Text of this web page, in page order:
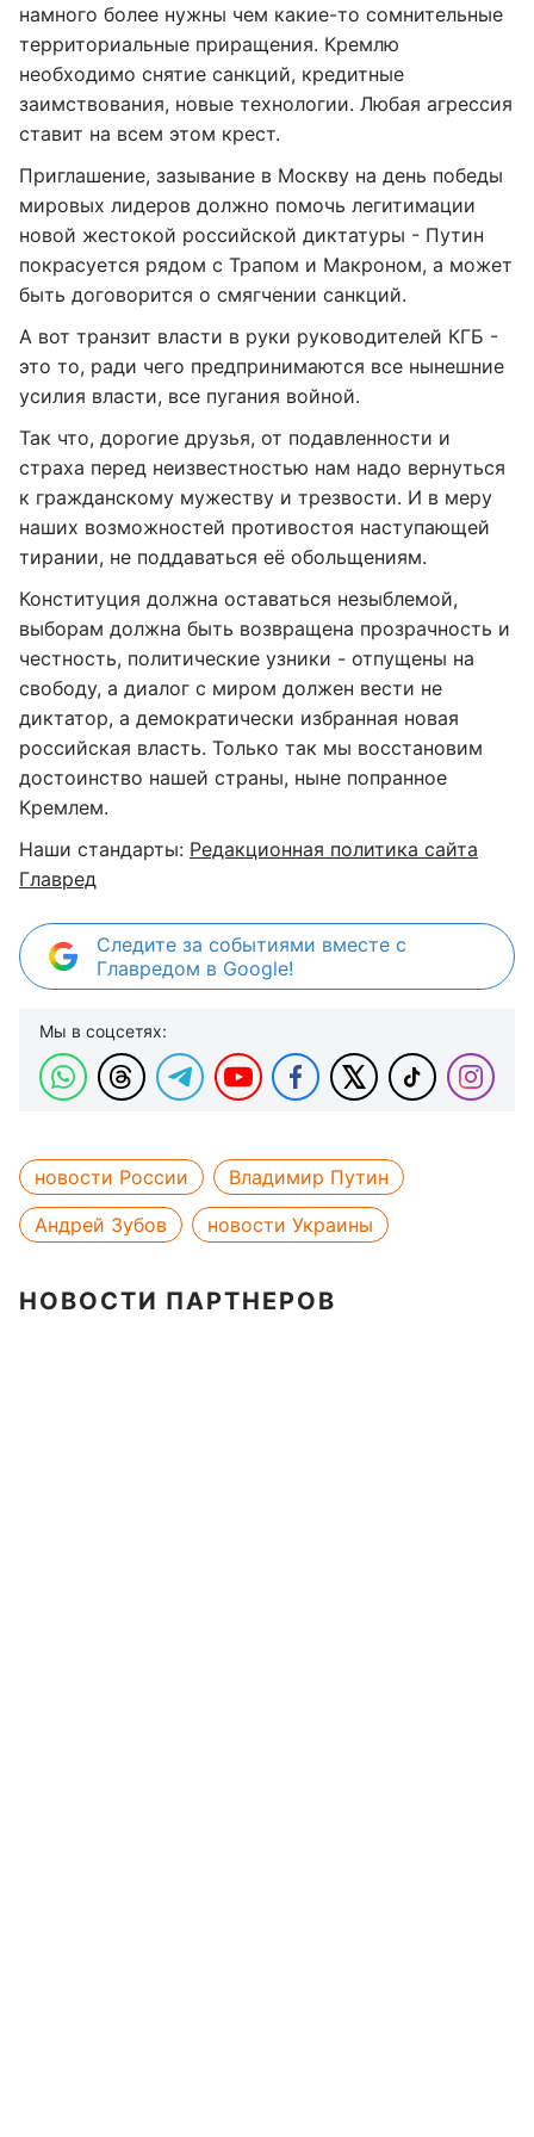
намного более нужны чем какие-то сомнительные
территориальные приращения. Кремлю
необходимо снятие санкций, кредитные
заимствования, новые технологии. Любая агрессия
ставит на всем этом крест.
Приглашение, зазывание в Москву на день победы
мировых лидеров должно помочь легитимации
новой жестокой российской диктатуры - Путин
покрасуется рядом с Трапом и Макроном, а может
быть договорится о смягчении санкций.
А вот транзит власти в руки руководителей КГБ -
это то, ради чего предпринимаются все нынешние
усилия власти, все пугания войной.
Так что, дорогие друзья, от подавленности и
страха перед неизвестностью нам надо вернуться
к гражданскому мужеству и трезвости. И в меру
наших возможностей противостоя наступающей
тирании, не поддаваться её обольщениям.
Конституция должна оставаться незыблемой,
выборам должна быть возвращена прозрачность и
честность, политические узники - отпущены на
свободу, а диалог с миром должен вести не
диктатор, а демократически избранная новая
российская власть. Только так мы восстановим
достоинство нашей страны, ныне попранное
Кремлем.
Наши стандарты: Редакционная политика сайта
Главред
Следите за событиями вместе с
Главредом в Google!
Мы в соцсетях:
новости России
Владимир Путин
Андрей Зубов
новости Украины
НОВОСТИ ПАРТНЕРОВ